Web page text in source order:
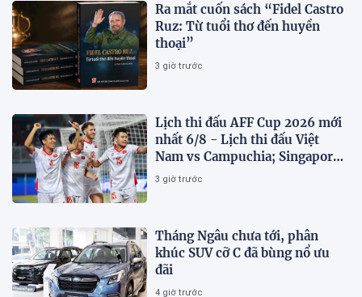
Ra mắt cuốn sách “Fidel Castro
Ruz: Từ tuổi thơ đến huyền
thoại”
3 giờ trước
Lịch thi đấu AFF Cup 2026 mới
nhất 6/8 - Lịch thi đấu Việt
Nam vs Campuchia; Singapore
vs Indonesia
3 giờ trước
Tháng Ngâu chưa tới, phân
khúc SUV cỡ C đã bùng nổ ưu
đãi
4 giờ trước